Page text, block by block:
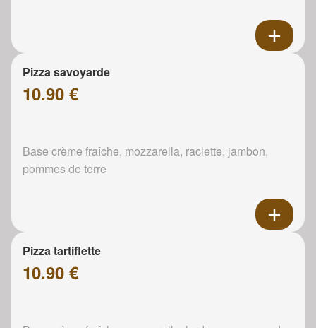
Pizza savoyarde
10.90 €
Base crème fraîche, mozzarella, raclette, jambon,
pommes de terre
Pizza tartiflette
10.90 €